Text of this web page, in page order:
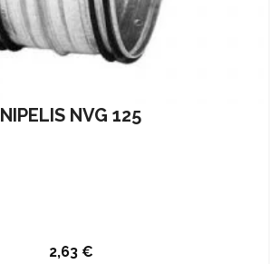
NIPELIS NVG 125
2,63 €